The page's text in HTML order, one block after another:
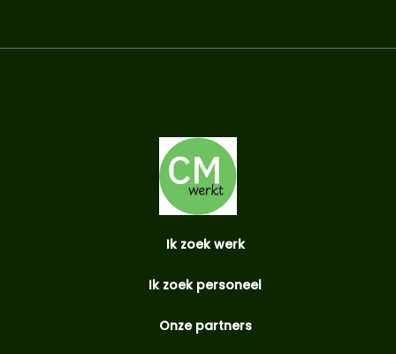
Ik zoek werk
Ik zoek personeel
Onze partners